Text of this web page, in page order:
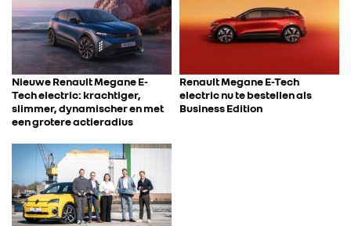
Nieuwe Renault Megane E-
Tech electric: krachtiger,
slimmer, dynamischer en met
een grotere actieradius
Renault Megane E-Tech
electric nu te bestellen als
Business Edition